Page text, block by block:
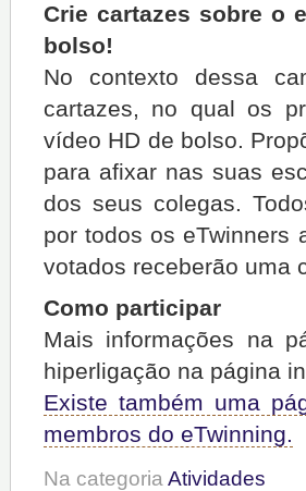
Crie cartazes sobre o
bolso!
No contexto dessa
cartazes, no qual os
vídeo HD de bolso.
para afixar nas suas
dos seus colegas.
por todos os eTwinners
votados receberão uma
Como participar
Mais informações na
hiperligação na página
Existe também uma
membros do eTwinning.
Na categoria Atividades